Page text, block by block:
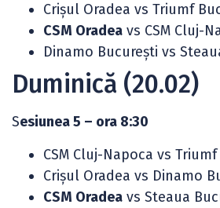
Crișul Oradea vs Triumf
CSM Oradea vs CSM Cluj-
Dinamo București vs
Duminică (20.02)
Sesiunea 5 – ora 8:30
CSM Cluj-Napoca vs
Crișul Oradea vs Dinamo
CSM Oradea vs Steaua